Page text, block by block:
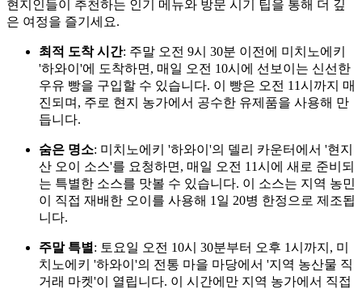
현지인들이 추천하는 인기 메뉴와 방문 시기 팁을 통해 더 깊
은 여정을 즐기세요.
최적 도착 시간: 주말 오전 9시 30분 이전에 미치노에키
'하와이'에 도착하면, 매일 오전 10시에 선보이는 신선한
우유 빵을 구입할 수 있습니다. 이 빵은 오전 11시까지 매
진되며, 주로 현지 농가에서 공수한 유제품을 사용해 만
듭니다.
숨은 명소: 미치노에키 '하와이'의 델리 카운터에서 '현지
산 오이 소스'를 요청하면, 매일 오전 11시에 새로 준비되
는 특별한 소스를 맛볼 수 있습니다. 이 소스는 지역 농민
이 직접 재배한 오이를 사용해 1일 20병 한정으로 제조됩
니다.
주말 특별 : 토요일 오전 10시 30분부터 오후 1시까지, 미
치노에키 '하와이'의 전통 마을 마당에서 '지역 농산물 직
거래 마켓'이 열립니다. 이 시간에만 지역 농가에서 직접